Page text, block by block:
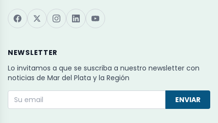
NEWSLETTER
Lo invitamos a que se suscriba a nuestro newsletter con
noticias de Mar del Plata y la Región
ENVIAR